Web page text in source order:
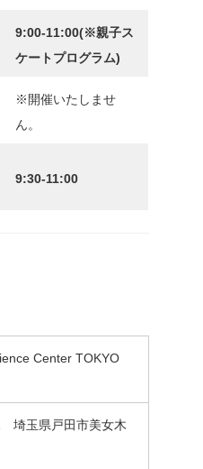
9:00-11:00(※親子ス
ケートプログラム)
※開催いたしませ
ん。
9:30-11:00
Center TOKYO
埼玉県戸田市美女木